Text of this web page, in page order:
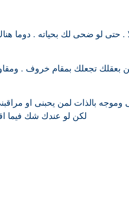
. حتى لو ضحى لك بحياته . دوما
بعقلك تجعلك بمقام خروف .
وموجه بالذات لمن يحبنى او
لكن لو عندك شك فيما